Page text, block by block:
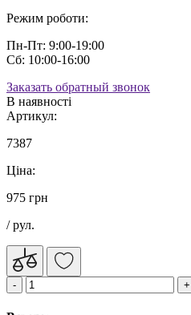
Режим роботи:
Пн-Пт: 9:00-19:00
Сб: 10:00-16:00
Заказать обратный звонок
В наявності
Артикул:
7387
Ціна:
975 грн
/ рул.